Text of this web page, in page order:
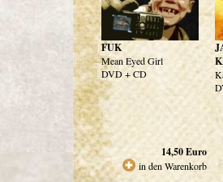
FUK
Mean Eyed Girl
DVD + CD
14,50Euro
in den Warenkorb